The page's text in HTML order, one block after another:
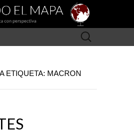
Buscar:
ETIQUETA: MACRON